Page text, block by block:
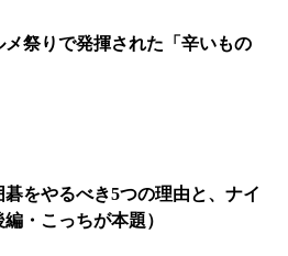
すべき？面接官が聞きた
メ祭りで発揮された「辛いもの
をやるべき5つの理由と、ナイ
・こっちが本題）